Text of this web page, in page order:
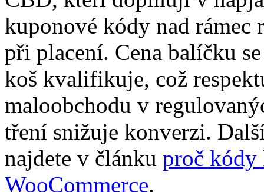
kuponové kódy nad
při placení. Cena balíčku
koš kvalifikuje, což
maloobchodu v
tření snižuje konverzi.
najdete v článku proč kódy
WooCommerce.